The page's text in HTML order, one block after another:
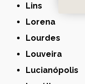
Lins
Lorena
Lourdes
Louveira
Lucianópolis